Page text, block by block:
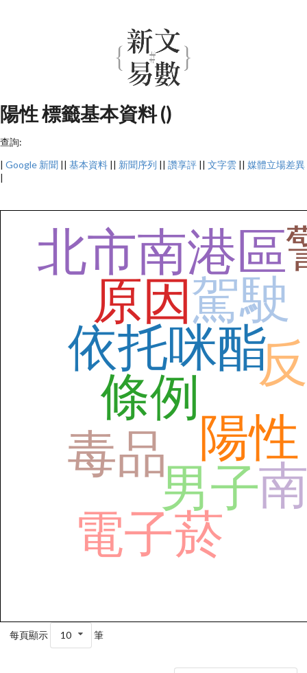
陽性 標籤基本資料 ()
查詢:
| Google 新聞 || 基本資料 || 新聞序列 || 讚享評 || 文字雲 || 媒體立場差異
|
依托咪酯
駕駛
陽性
條例
男子
原因
電子菸
北市南港區
毒品
每頁顯示 10 筆